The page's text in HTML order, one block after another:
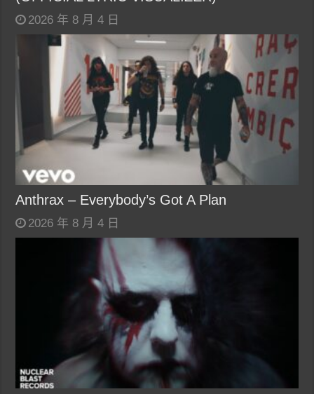
2026 年 8 月 4 日
Anthrax – Everybody’s Got A Plan
2026 年 8 月 4 日